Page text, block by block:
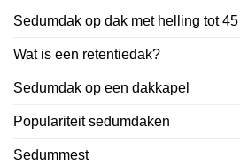
Sedumdak op dak met helling tot
Wat is een retentiedak?
Sedumdak op een dakkapel
Populariteit sedumdaken
Sedummest